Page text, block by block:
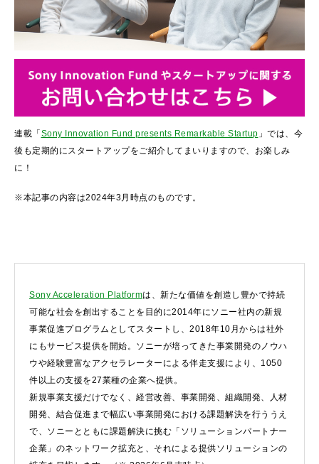
連載「 Sony Innovation Fund presents Remarkable Startup 」では、今
後も定期的にスタートアップをご紹介してまいりますので、お楽しみ
に！
※本記事の内容は2024年3月時点のものです。
Sony Acceleration Platformは、新たな価値を創造し豊かで持続
可能な社会を創出することを目的に2014年にソニー社内の新規
事業促進プログラムとしてスタートし、2018年10月からは社外
にもサービス提供を開始。ソニーが培ってきた事業開発のノウハ
ウや経験豊富なアクセラレーターによる伴走支援により、1050
件以上の支援を27業種の企業へ提供。
新規事業支援だけでなく、経営改善、事業開発、組織開発、人材
開発、結合促進まで幅広い事業開発における課題解決を行ううえ
で、ソニーとともに課題解決に挑む「ソリューションパートナー
企業」のネットワーク拡充と、それによる提供ソリューションの